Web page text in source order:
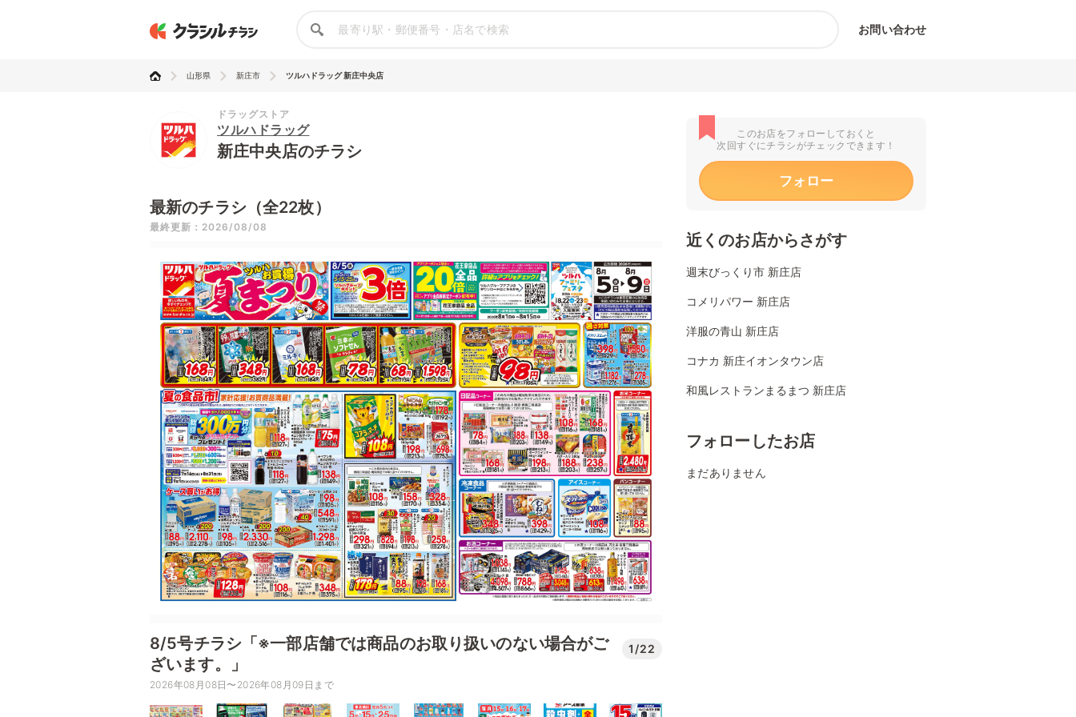
お問い合わせ
山形県 新庄市 ツルハドラッグ 新庄中央店
ドラッグストア
ツルハドラッグ
新庄中央店のチラシ
最新のチラシ（全22枚）
最終更新：2026/08/08
8/5号チラシ「※一部店舗では商品のお取り扱いのない場合がご
ざいます。」
1/22
2026年08月08日〜2026年08月09日まで
このお店をフォローしておくと
次回すぐにチラシがチェックできます！
フォロー
近くのお店からさがす
週末びっくり市 新庄店
コメリパワー 新庄店
洋服の青山 新庄店
コナカ 新庄イオンタウン店
和風レストランまるまつ 新庄店
フォローしたお店
まだありません